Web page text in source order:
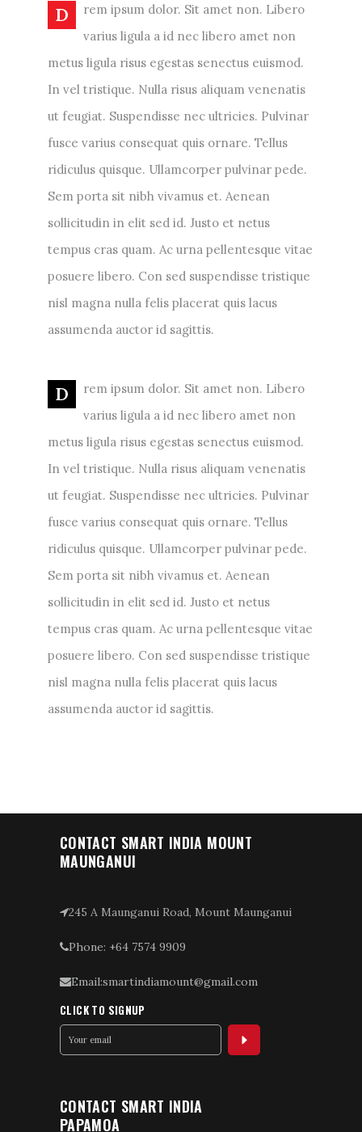
D
rem ipsum dolor. Sit amet non. Libero
varius ligula a id nec libero amet non
metus ligula risus egestas senectus euismod.
In vel tristique. Nulla risus aliquam venenatis
ut feugiat. Suspendisse nec ultricies. Pulvinar
fusce varius consequat quis ornare. Tellus
ridiculus quisque. Ullamcorper pulvinar pede.
Sem porta sit nibh vivamus et. Aenean
sollicitudin in elit sed id. Justo et netus
tempus cras quam. Ac urna pellentesque vitae
posuere libero. Con sed suspendisse tristique
nisl magna nulla felis placerat quis lacus
assumenda auctor id sagittis.
D
rem ipsum dolor. Sit amet non. Libero
varius ligula a id nec libero amet non
metus ligula risus egestas senectus euismod.
In vel tristique. Nulla risus aliquam venenatis
ut feugiat. Suspendisse nec ultricies. Pulvinar
fusce varius consequat quis ornare. Tellus
ridiculus quisque. Ullamcorper pulvinar pede.
Sem porta sit nibh vivamus et. Aenean
sollicitudin in elit sed id. Justo et netus
tempus cras quam. Ac urna pellentesque vitae
posuere libero. Con sed suspendisse tristique
nisl magna nulla felis placerat quis lacus
assumenda auctor id sagittis.
CONTACT SMART INDIA MOUNT
MAUNGANUI
245 A Maunganui Road, Mount Maunganui
Phone: +64 7574 9909
Email:smartindiamount@gmail.com
CLICK TO SIGNUP
CONTACT SMART INDIA
PAPAMOA